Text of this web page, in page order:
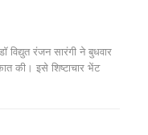
विद्युत रंजन सारंगी ने बुधवार
की। इसे शिष्टाचार भेंट